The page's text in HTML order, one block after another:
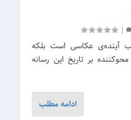
|
آینده‌ی عکاسی است بلکه
بر تاریخ این رسانه
ادامه مطلب